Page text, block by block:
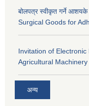
बोलपत्र स्वीकृत गर्ने
Surgical Goods for
Invitation of
Agricultural
अन्य